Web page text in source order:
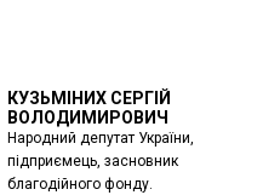
КУЗЬМІНИХ СЕРГІЙ
ВОЛОДИМИРОВИЧ
Народний депутат України,
підприємець, засновник
благодійного фонду.